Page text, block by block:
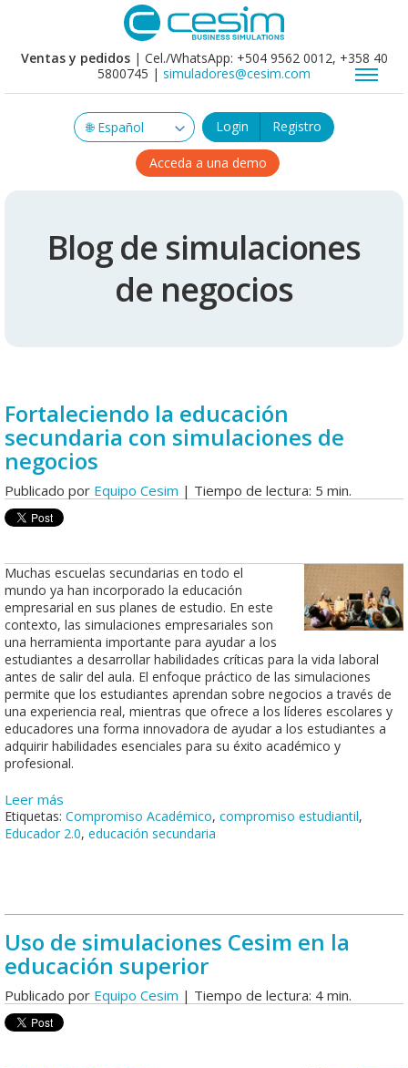
Ventas y pedidos| Cel./WhatsApp: +504 9562 0012, +358 40
5800745 | simuladores@cesim.com
Login Registro
Acceda a una demo
Blog de simulaciones
de negocios
Fortaleciendo la educación
secundaria con simulaciones de
negocios
Publicado por Equipo Cesim | Tiempo de lectura: 5 min.
Muchas escuelas secundarias en todo el
mundo ya han incorporado la educación
empresarial en sus planes de estudio. En este
contexto, las simulaciones empresariales son
una herramienta importante para ayudar a los
estudiantes a desarrollar habilidades críticas para la vida laboral
antes de salir del aula. El enfoque práctico de las simulaciones
permite que los estudiantes aprendan sobre negocios a través de
una experiencia real, mientras que ofrece a los líderes escolares y
educadores una forma innovadora de ayudar a los estudiantes a
adquirir habilidades esenciales para su éxito académico y
profesional.
Leer más
Etiquetas: Compromiso Académico, compromiso estudiantil,
Educador 2.0, educación secundaria
Uso de simulaciones Cesim en la
educación superior
Publicado por Equipo Cesim | Tiempo de lectura: 4 min.